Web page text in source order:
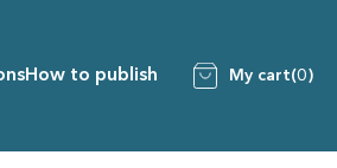
How to publish My cart(0)